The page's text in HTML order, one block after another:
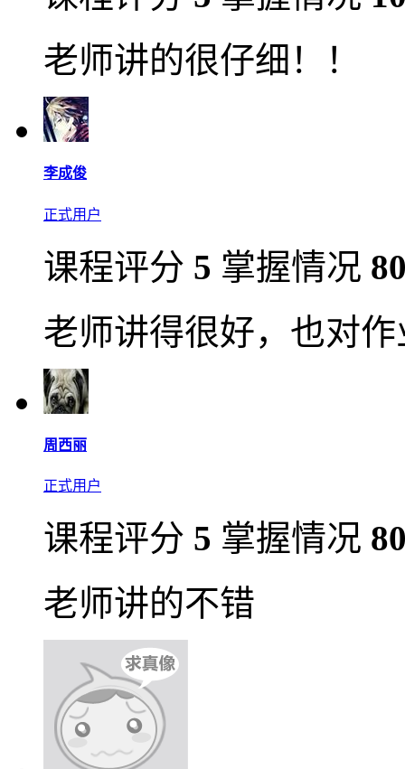
老师讲的很仔细！！
李成俊
正式用户
课程评分 5 掌握情况
老师讲得很好，也对
周西丽
正式用户
课程评分 5 掌握情况
老师讲的不错